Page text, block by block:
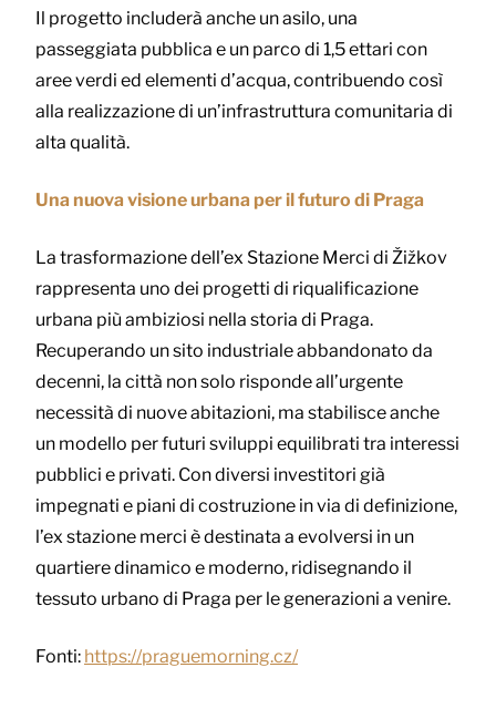
Il progetto includerà anche un asilo, una
passeggiata pubblica e un parco di 1,5 ettari con
aree verdi ed elementi d’acqua, contribuendo così
alla realizzazione di un’infrastruttura comunitaria di
alta qualità.
Una nuova visione urbana per il futuro di Praga
La trasformazione dell’ex Stazione Merci di Žižkov
rappresenta uno dei progetti di riqualificazione
urbana più ambiziosi nella storia di Praga.
Recuperando un sito industriale abbandonato da
decenni, la città non solo risponde all’urgente
necessità di nuove abitazioni, ma stabilisce anche
un modello per futuri sviluppi equilibrati tra interessi
pubblici e privati. Con diversi investitori già
impegnati e piani di costruzione in via di definizione,
l’ex stazione merci è destinata a evolversi in un
quartiere dinamico e moderno, ridisegnando il
tessuto urbano di Praga per le generazioni a venire.
Fonti: https://praguemorning.cz/